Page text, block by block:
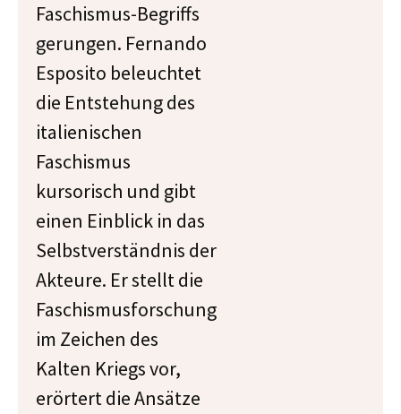
Faschismus-Begriffs
gerungen. Fernando
Esposito beleuchtet
die Entstehung des
italienischen
Faschismus
kursorisch und gibt
einen Einblick in das
Selbstverständnis der
Akteure. Er stellt die
Faschismusforschung
im Zeichen des
Kalten Kriegs vor,
erörtert die Ansätze